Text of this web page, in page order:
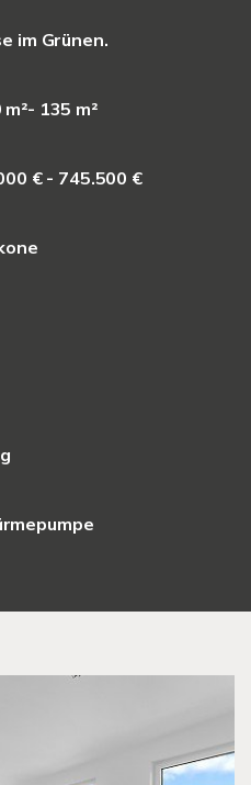
im Grünen.
135 m²
€ - 745.500 €